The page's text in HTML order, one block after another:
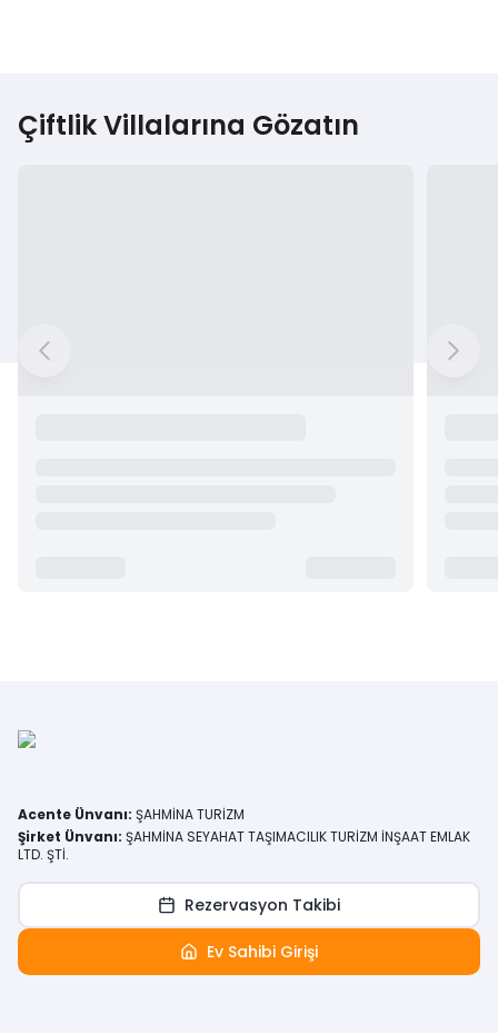
Çiftlik Villalarına Gözatın
Acente Ünvanı: ŞAHMİNA TURİZM
Şirket Ünvanı: ŞAHMİNA SEYAHAT TAŞIMACILIK TURİZM İNŞAAT EMLAK
LTD. ŞTİ.
Rezervasyon Takibi
Ev Sahibi Girişi